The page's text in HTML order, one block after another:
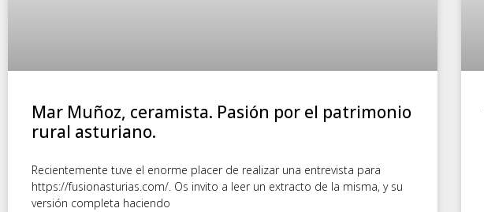
Mar Muñoz, ceramista. Pasión por el patrimonio
rural asturiano.
Recientemente tuve el enorme placer de realizar una entrevista para
https://fusionasturias.com/. Os invito a leer un extracto de la misma, y su
versión completa haciendo